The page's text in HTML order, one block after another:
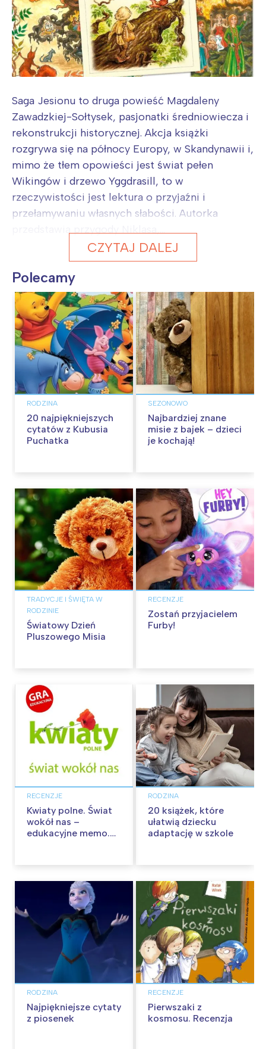
Saga Jesionu to druga powieść Magdaleny
Zawadzkiej-Sołtysek, pasjonatki średniowiecza i
rekonstrukcji historycznej. Akcja książki
rozgrywa się na północy Europy, w Skandynawii i,
mimo że tłem opowieści jest świat pełen
Wikingów i drzewo Yggdrasill, to w
rzeczywistości jest lektura o przyjaźni i
przełamywaniu własnych słabości. Autorka
CZYTAJ DALEJ
Polecamy
RODZINA
20 najpiękniejszych
cytatów z Kubusia
Puchatka
SEZONOWO
Najbardziej znane
misie z bajek – dzieci
je kochają!
TRADYCJE I ŚWIĘTA W
RODZINIE
Światowy Dzień
Pluszowego Misia
RECENZJE
Zostań przyjacielem
Furby!
RECENZJE
Kwiaty polne. Świat
wokół nas –
edukacyjne memo.
RODZINA
20 książek, które
ułatwią dziecku
adaptację w szkole
RODZINA
Najpiękniejsze cytaty
z piosenek
RECENZJE
Pierwszaki z
kosmosu. Recenzja